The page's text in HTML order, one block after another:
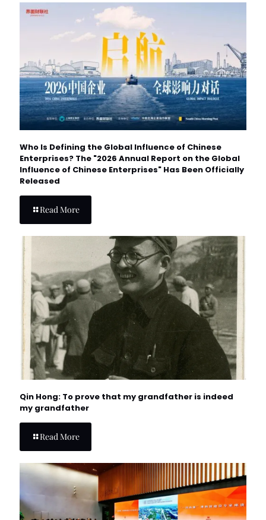
Who Is Defining the Global Influence of Chinese
Enterprises? The "2026 Annual Report on the Global
Influence of Chinese Enterprises" Has Been Officially
Released
Read More
Qin Hong: To prove that my grandfather is indeed
my grandfather
Read More